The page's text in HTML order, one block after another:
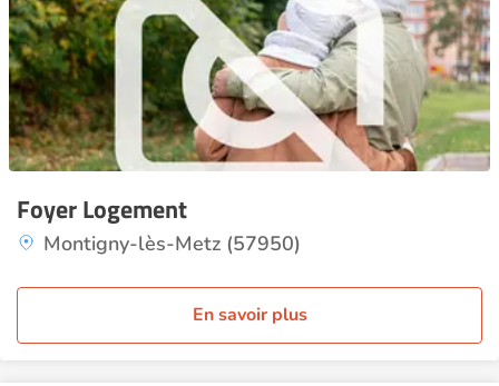
Foyer Logement
Montigny-lès-Metz (57950)
En savoir plus